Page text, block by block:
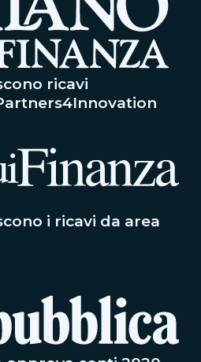
ricavi
i ricavi da area